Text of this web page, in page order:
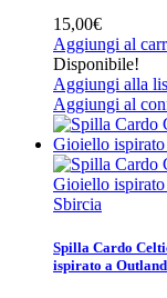
15,00€
Aggiungi al
Disponibile!
Aggiungi alla
Aggiungi al
Sbircia
Spilla Cardo
ispirato a